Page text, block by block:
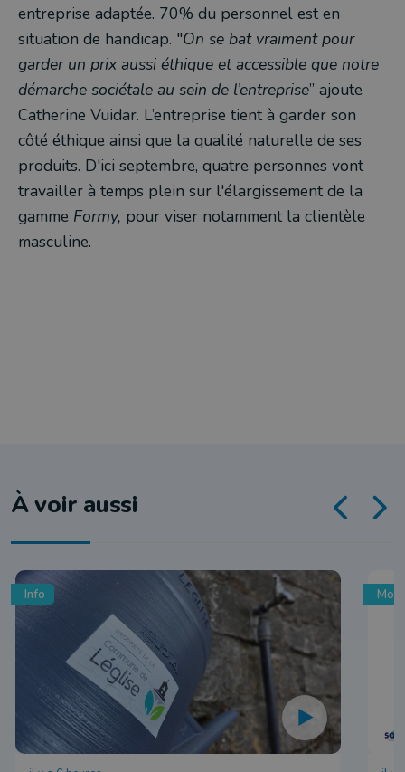
entreprise adaptée. 70% du personnel est en
situation de handicap. "On se bat vraiment pour
garder un prix aussi éthique et accessible que notre
démarche sociétale au sein de l’entreprise” ajoute
Catherine Vuidar. L’entreprise tient à garder son
côté éthique ainsi que la qualité naturelle de ses
produits. D'ici septembre, quatre personnes vont
travailler à temps plein sur l'élargissement de la
gamme Formy, pour viser notamment la clientèle
masculine.
À voir aussi
Info